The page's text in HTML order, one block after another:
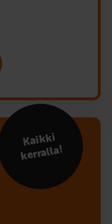
Kaikki
kerralla!